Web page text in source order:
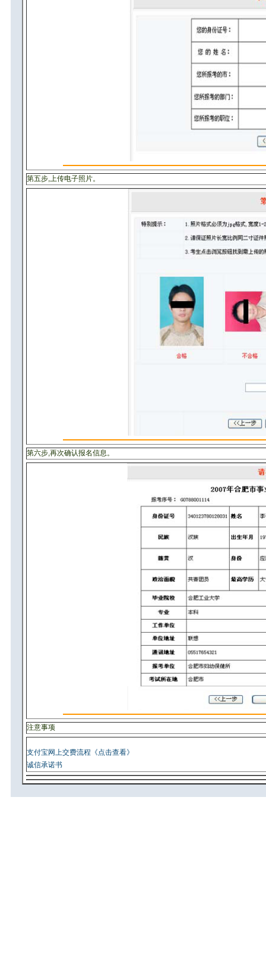
第五步,上传电子照片。
第六步,再次确认报名信息。
注意事项
支付宝网上交费流程《点击查看》
诚信承诺书